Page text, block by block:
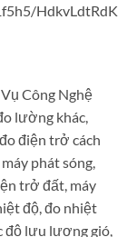
HdkvLdtRdK
Công Nghệ
lường khác,
điện trở cách
phát sóng,
trở đất, máy
độ, đo nhiệt
độ lưu lượng gió,